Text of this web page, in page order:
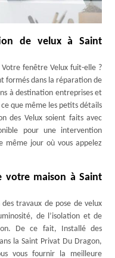
de velux à Saint
fenêtre Velux fuit-elle ?
formés dans la réparation de
à destination entreprises et
que même les petits détails
des Velux soient faits avec
pour une intervention
même jour où vous appelez
votre maison à Saint
travaux de pose de velux
de l’isolation et de
De ce fait, Installé des
la Saint Privat Du Dragon,
vous fournir la meilleure